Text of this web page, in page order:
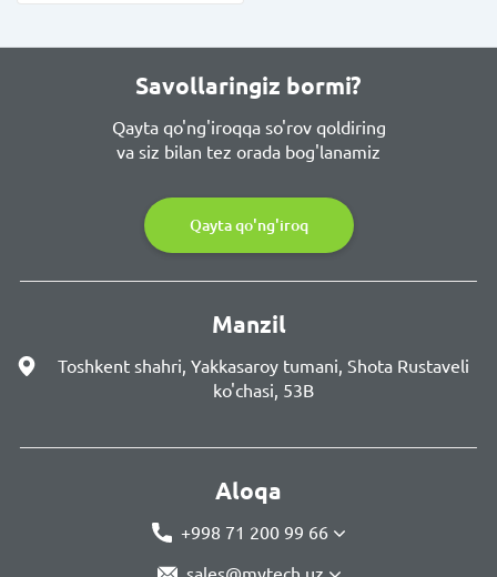
Savollaringiz bormi?
Qayta qo'ng'iroqqa so'rov qoldiring
va siz bilan tez orada bog'lanamiz
Qayta qo'ng'iroq
Manzil
Toshkent shahri, Yakkasaroy tumani, Shota Rustaveli
ko'chasi, 53B
Aloqa
+998 71 200 99 66